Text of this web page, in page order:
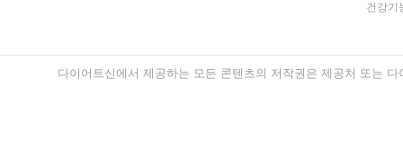
건강기
다이어트신에서 제공하는 모든 콘텐츠의 저작권은 제공처 또는